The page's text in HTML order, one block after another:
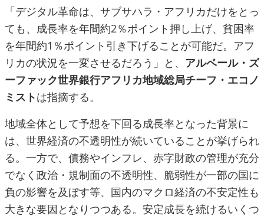
「デジタル革命は、サブサハラ・アフリカだけをとっ
ても、成長率を年間約2％ポイント押し上げ、貧困率
を年間約1％ポイント引き下げることが可能だ。アフ
リカの状況を一変させるだろう」と、 アルベール・ズ
ーファック世界銀行アフリカ地域総局チーフ・エコノ
ミストは指摘する。
地域全体として予想を下回る成長率となった背景に
は、世界経済の不透明性が続いていることが挙げられ
る。一方で、債務やインフレ、赤字財政の管理が充分
でなく政治・規制面の不透明性、脆弱性が一部の国に
負の影響を及ぼす等、国内のマクロ経済の不安定性も
大きな要因となりつつある。安定成長を続けるいくつ